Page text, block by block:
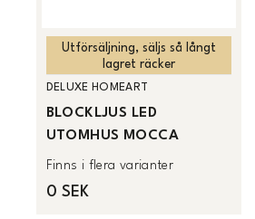
Utförsäljning, säljs så långt
lagret räcker
DELUXE HOMEART
BLOCKLJUS LED
UTOMHUS MOCCA
Finns i flera varianter
0 SEK